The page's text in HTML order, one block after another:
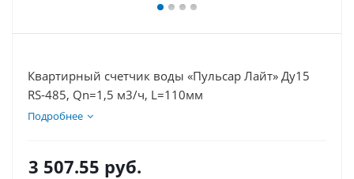
Квартирный счетчик воды «Пульсар Лайт» Ду15
RS-485, Qn=1,5 м3/ч, L=110мм
Подробнее
3 507.55 руб.